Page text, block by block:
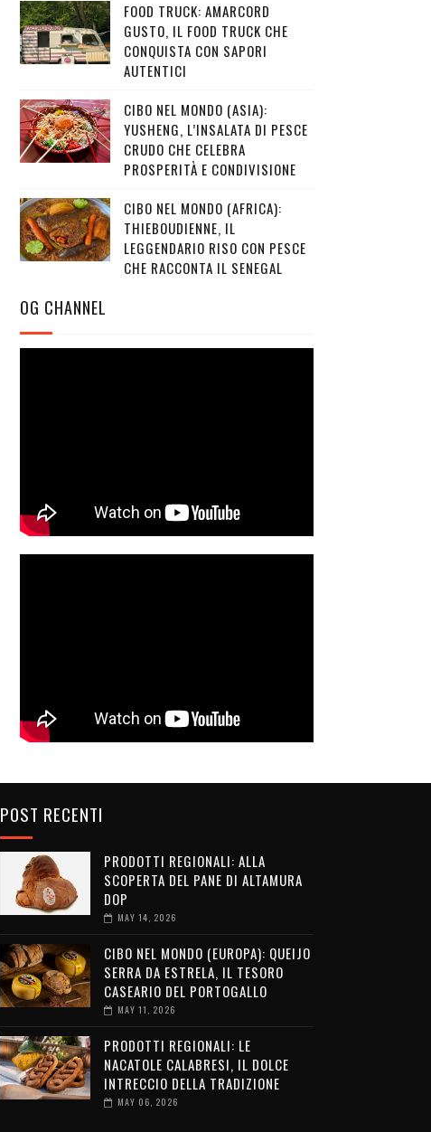
FOOD TRUCK: AMARCORD
GUSTO, IL FOOD TRUCK CHE
CONQUISTA CON SAPORI
AUTENTICI
CIBO NEL MONDO (ASIA):
YUSHENG, L’INSALATA DI PESCE
CRUDO CHE CELEBRA
PROSPERITÀ E CONDIVISIONE
CIBO NEL MONDO (AFRICA):
THIEBOUDIENNE, IL
LEGGENDARIO RISO CON PESCE
CHE RACCONTA IL SENEGAL
OG CHANNEL
POST RECENTI
PRODOTTI REGIONALI: ALLA
SCOPERTA DEL PANE DI ALTAMURA
DOP
MAY 14, 2026
CIBO NEL MONDO (EUROPA): QUEIJO
SERRA DA ESTRELA, IL TESORO
CASEARIO DEL PORTOGALLO
MAY 11, 2026
PRODOTTI REGIONALI: LE
NACATOLE CALABRESI, IL DOLCE
INTRECCIO DELLA TRADIZIONE
MAY 06, 2026